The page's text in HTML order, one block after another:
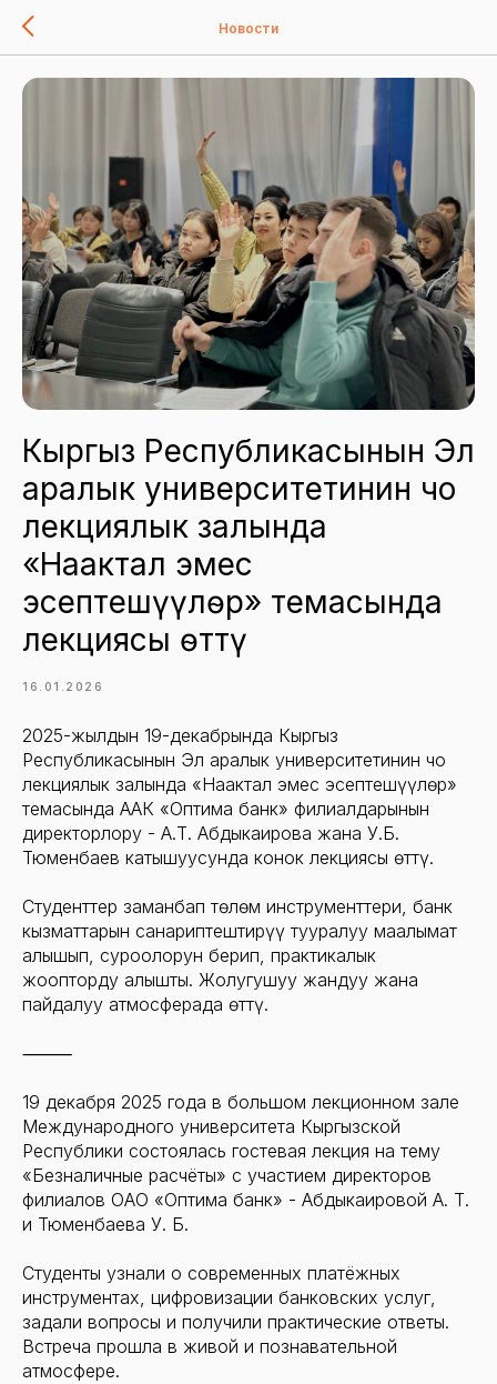
Новости
Кыргыз Республикасынын Эл
аралык университетинин чоң
лекциялык залында
«Наактал эмес
эсептешүүлөр» темасында
лекциясы өттү
16.01.2026
2025-жылдын 19-декабрында Кыргыз
Республикасынын Эл аралык университетинин чоң
лекциялык залында «Наактал эмес эсептешүүлөр»
темасында ААК «Оптима банк» филиалдарынын
директорлору - А.Т. Абдыкаирова жана У.Б.
Тюменбаев катышуусунда конок лекциясы өттү.
Студенттер заманбап төлөм инструменттери, банк
кызматтарын санариптештирүү тууралуу маалымат
алышып, суроолорун берип, практикалык
жоопторду алышты. Жолугушуу жандуу жана
пайдалуу атмосферада өттү.
⸻
19 декабря 2025 года в большом лекционном зале
Международного университета Кыргызской
Республики состоялась гостевая лекция на тему
«Безналичные расчёты» с участием директоров
филиалов ОАО «Оптима банк» - Абдыкаировой А. Т.
и Тюменбаева У. Б.
Студенты узнали о современных платёжных
инструментах, цифровизации банковских услуг,
задали вопросы и получили практические ответы.
Встреча прошла в живой и познавательной
атмосфере.